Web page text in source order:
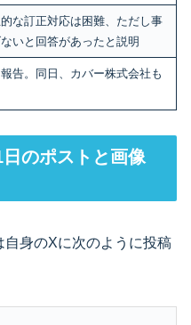
な訂正対応は困難、ただし事
いと回答があったと説明
告。同日、カバー株式会社も
のポストと画像
身のXに次のように投稿